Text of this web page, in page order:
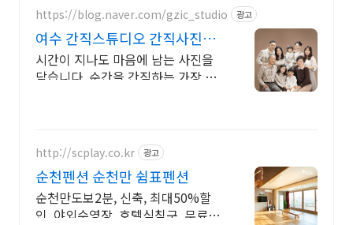
https://blog.naver.com/gzic_studio 광고
여수 간직스튜디오 간직사진관
오늘을 간직해
시간이 지나도 마음에 남는 사진을
담습니다. 순간을 간직하는 가장 따
http://scplay.co.kr 광고
순천펜션 순천만 쉼표펜션
순천만도보2분, 신축, 최대50%할
인, 야외수영장, 호텔식침구, 무료바